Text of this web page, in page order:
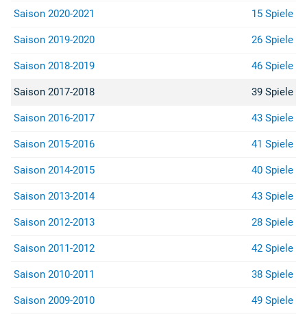
Saison 2020-2021 15 Spiele
Saison 2019-2020 26 Spiele
Saison 2018-2019 46 Spiele
Saison 2017-2018 39 Spiele
Saison 2016-2017 43 Spiele
Saison 2015-2016 41 Spiele
Saison 2014-2015 40 Spiele
Saison 2013-2014 43 Spiele
Saison 2012-2013 28 Spiele
Saison 2011-2012 42 Spiele
Saison 2010-2011 38 Spiele
Saison 2009-2010 49 Spiele